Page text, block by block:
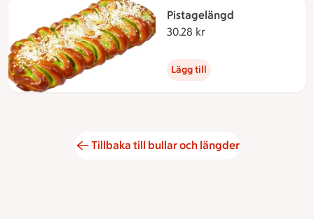
Pistagelängd
30.28 kr
Lägg till
Tillbaka till bullar och längder